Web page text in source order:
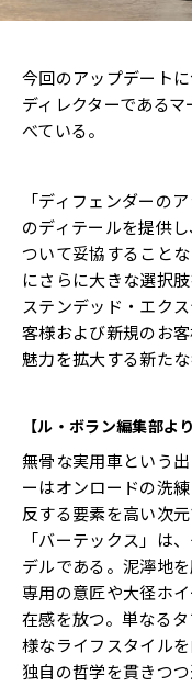
今回のアップデート
ディレクターである
べている。
「ディフェンダーの
のディテールを提供
ついて妥協すること
にさらに大きな選択
ステンデッド・エク
客様および新規のお
魅力を拡大する新た
【ル・ボラン編集部より
無骨な実用車という
ーはオンロードの洗
反する要素を高い次
「バーテックス」は
デルである。泥濘地
専用の意匠や大径ホ
在感を放つ。単なる
様なライフスタイル
独自の哲学を貫きつ